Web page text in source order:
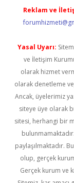
Reklam ve
Yasal Uyarı:
ve İletişim
olarak hizmet
olarak denetleme
Ancak, üyelerimiz
siteye üye olarak
sitesi, herhangi bir
paylaşılmaktadır.
olup, gerçek
Gerçek kurum ve